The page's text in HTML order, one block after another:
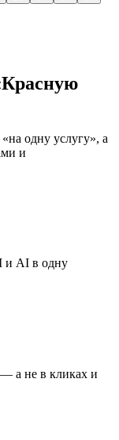
одну услугу», а
и
и AI в одну
а не в кликах и